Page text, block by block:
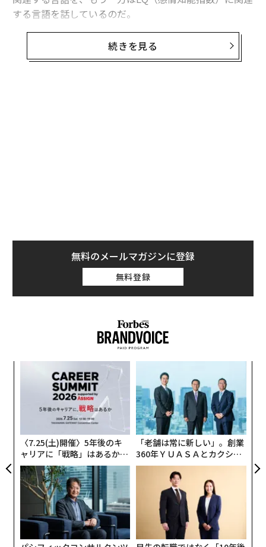
する言語を話しているのだ。
IQはビジネスにおける伝統的な「男性的」側面、すなわ
ち論理・競争・秩序とのつながりが深く、EQは「女性
皆がそれぞれのスタイルで会話を楽しめる。
続きを見る
無料のメールマガジンに登録
無料登録
〈7.25(土)開催〉5年後のキ
ャリアに「戦略」はあるか。
トップエグゼクティブのキャ
リアに触れる1日│CAREER S
UMMIT 2026
「老舗は常に新しい」。創業
360年ＹＵＡＳＡとカクシン
CEO田尻望が語る、AIを超え
る人の価値